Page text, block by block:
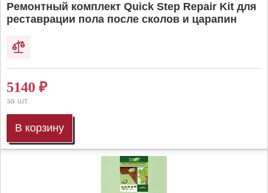
Ремонтный комплект Quick Step Repair Kit для
реставрации пола после сколов и царапин
5140 ₽
за шт.
В корзину